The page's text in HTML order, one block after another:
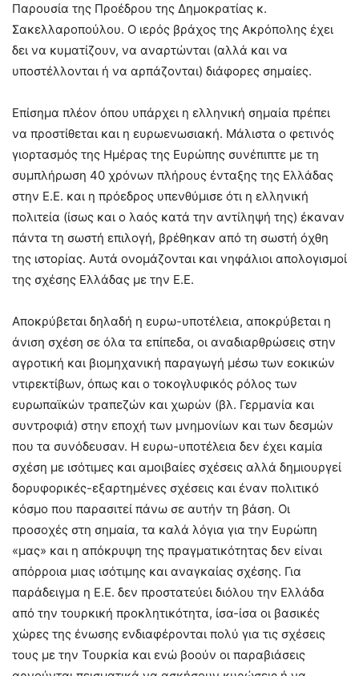
Παρουσία της Προέδρου της Δημοκρατίας κ.
Σακελλαροπούλου. Ο ιερός βράχος της Ακρόπολης έχει
δει να κυματίζουν, να αναρτώνται (αλλά και να
υποστέλλονται ή να αρπάζονται) διάφορες σημαίες.
Επίσημα πλέον όπου υπάρχει η ελληνική σημαία πρέπει
να προστίθεται και η ευρωενωσιακή. Μάλιστα ο φετινός
γιορτασμός της Ημέρας της Ευρώπης συνέπιπτε με τη
συμπλήρωση 40 χρόνων πλήρους ένταξης της Ελλάδας
στην Ε.Ε. και η πρόεδρος υπενθύμισε ότι η ελληνική
πολιτεία (ίσως και ο λαός κατά την αντίληψή της) έκαναν
πάντα τη σωστή επιλογή, βρέθηκαν από τη σωστή όχθη
της ιστορίας. Αυτά ονομάζονται και νηφάλιοι απολογισμοί
της σχέσης Ελλάδας με την Ε.Ε.
Αποκρύβεται δηλαδή η ευρω-υποτέλεια, αποκρύβεται η
άνιση σχέση σε όλα τα επίπεδα, οι αναδιαρθρώσεις στην
αγροτική και βιομηχανική παραγωγή μέσω των εοκικών
ντιρεκτίβων, όπως και ο τοκογλυφικός ρόλος των
ευρωπαϊκών τραπεζών και χωρών (βλ. Γερμανία και
συντροφιά) στην εποχή των μνημονίων και των δεσμών
που τα συνόδευσαν. Η ευρω-υποτέλεια δεν έχει καμία
σχέση με ισότιμες και αμοιβαίες σχέσεις αλλά δημιουργεί
δορυφορικές-εξαρτημένες σχέσεις και έναν πολιτικό
κόσμο που παρασιτεί πάνω σε αυτήν τη βάση. Οι
προσοχές στη σημαία, τα καλά λόγια για την Ευρώπη
«μας» και η απόκρυψη της πραγματικότητας δεν είναι
απόρροια μιας ισότιμης και αναγκαίας σχέσης. Για
παράδειγμα η Ε.Ε. δεν προστατεύει διόλου την Ελλάδα
από την τουρκική προκλητικότητα, ίσα-ίσα οι βασικές
χώρες της ένωσης ενδιαφέρονται πολύ για τις σχέσεις
τους με την Τουρκία και ενώ βοούν οι παραβιάσεις